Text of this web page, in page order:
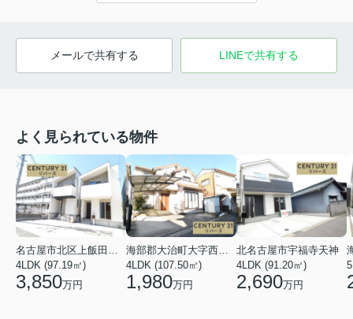
メールで共有する LINEで共有する
よく見られている物件
名古屋市北区上飯田北町４丁目
4LDK (97.19㎡)
3,850万円
海部郡大治町大字西條字北屋敷
4LDK (107.50㎡)
1,980万円
北名古屋市宇福寺天神
4LDK (91.20㎡)
2,690万円